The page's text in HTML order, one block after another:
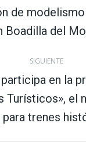
anterior:
de
Boadilla del
SIGUIENTE
en la
Turísticos», el
para trenes